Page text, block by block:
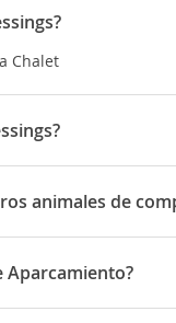
Chalet
Tampico Drive
animales de
animales de
Aparcamiento?